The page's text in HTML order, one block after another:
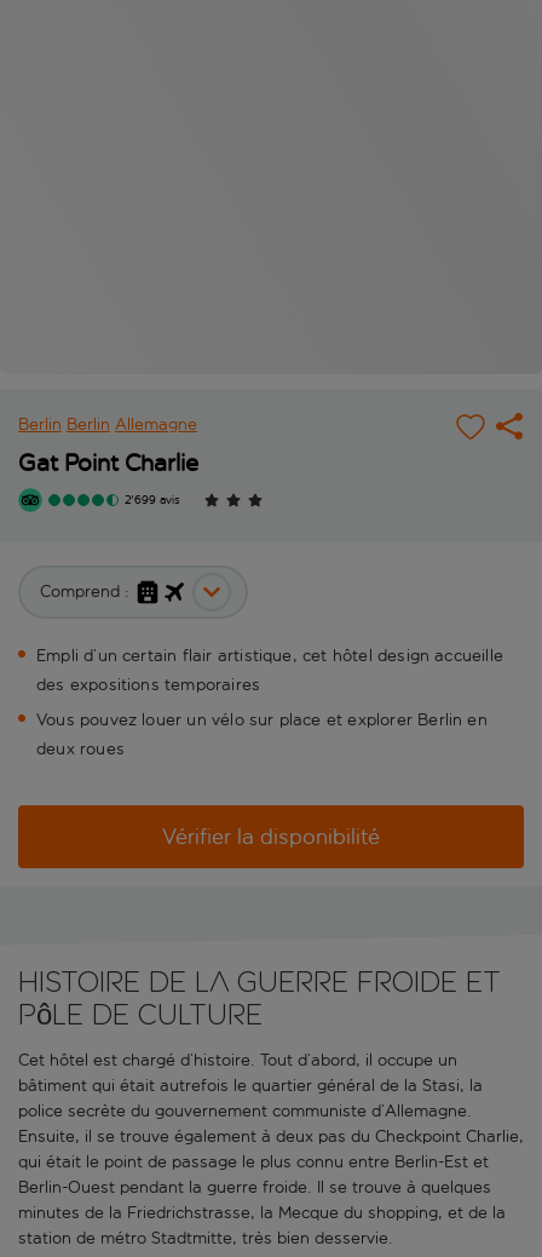
Berlin Berlin Allemagne
Gat Point Charlie
2'699 avis
Comprend :
Empli d’un certain flair artistique, cet hôtel design accueille
des expositions temporaires
Vous pouvez louer un vélo sur place et explorer Berlin en
deux roues
Vérifier la disponibilité
Histoire de la guerre froide et
pôle de culture
Cet hôtel est chargé d’histoire. Tout d’abord, il occupe un
bâtiment qui était autrefois le quartier général de la Stasi, la
police secrète du gouvernement communiste d’Allemagne.
Ensuite, il se trouve également à deux pas du Checkpoint Charlie,
qui était le point de passage le plus connu entre Berlin-Est et
Berlin-Ouest pendant la guerre froide. Il se trouve à quelques
minutes de la Friedrichstrasse, la Mecque du shopping, et de la
station de métro Stadtmitte, très bien desservie.